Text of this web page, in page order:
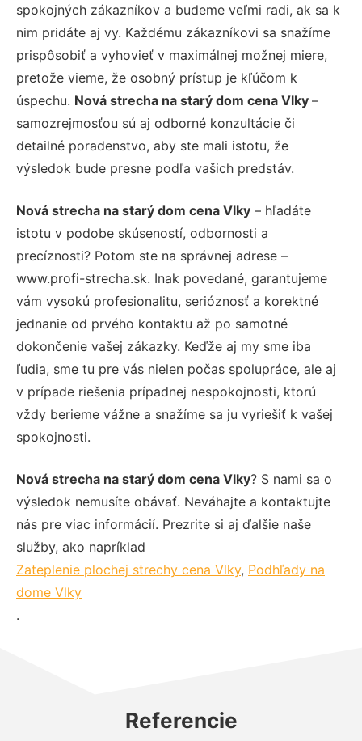
spokojných zákazníkov a budeme veľmi radi, ak sa k
nim pridáte aj vy. Každému zákazníkovi sa snažíme
prispôsobiť a vyhovieť v maximálnej možnej miere,
pretože vieme, že osobný prístup je kľúčom k
úspechu. Nová strecha na starý dom cena Vlky –
samozrejmosťou sú aj odborné konzultácie či
detailné poradenstvo, aby ste mali istotu, že
výsledok bude presne podľa vašich predstáv.
Nová strecha na starý dom cena Vlky – hľadáte
istotu v podobe skúseností, odbornosti a
precíznosti? Potom ste na správnej adrese –
www.profi-strecha.sk. Inak povedané, garantujeme
vám vysokú profesionalitu, serióznosť a korektné
jednanie od prvého kontaktu až po samotné
dokončenie vašej zákazky. Keďže aj my sme iba
ľudia, sme tu pre vás nielen počas spolupráce, ale aj
v prípade riešenia prípadnej nespokojnosti, ktorú
vždy berieme vážne a snažíme sa ju vyriešiť k vašej
spokojnosti.
Nová strecha na starý dom cena Vlky? S nami sa o
výsledok nemusíte obávať. Neváhajte a kontaktujte
nás pre viac informácií. Prezrite si aj ďalšie naše
služby, ako napríklad
Zateplenie plochej strechy cena Vlky, Podhľady na
dome Vlky
.
Referencie